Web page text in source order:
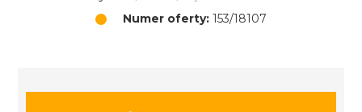
Numer oferty: 153/18107